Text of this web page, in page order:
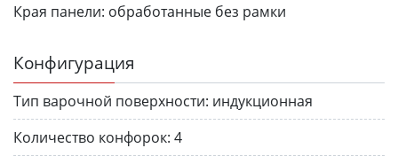
Края панели: обработанные без рамки
Конфигурация
Тип варочной поверхности: индукционная
Количество конфорок: 4